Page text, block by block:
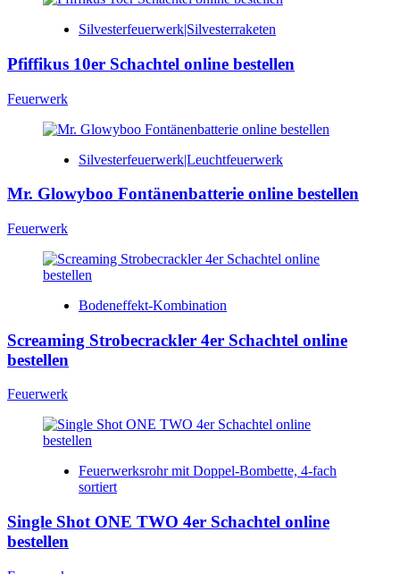
Silvesterfeuerwerk|Silvesterraketen
Pfiffikus 10er Schachtel online bestellen
Feuerwerk
Silvesterfeuerwerk|Leuchtfeuerwerk
Mr. Glowyboo Fontänenbatterie online bestellen
Feuerwerk
Bodeneffekt-Kombination
Screaming Strobecrackler 4er Schachtel online
bestellen
Feuerwerk
Feuerwerksrohr mit Doppel-Bombette, 4-fach
sortiert
Single Shot ONE TWO 4er Schachtel online
bestellen